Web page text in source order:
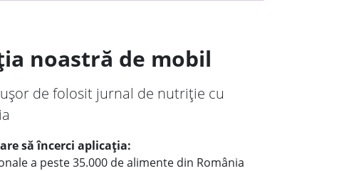
noastră de mobil
de folosit jurnal de nutriție cu
să încerci aplicația:
a peste 35.000 de alimente din România